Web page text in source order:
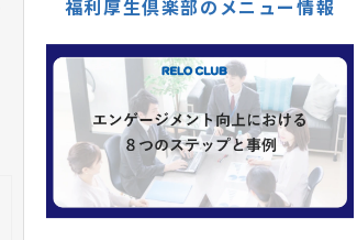
福利厚生倶楽部のメニュー情報